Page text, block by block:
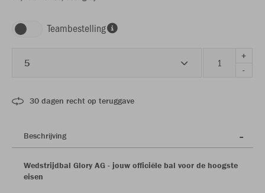
Teambestelling
5
+
-
30 dagen recht op teruggave
Beschrijving
Wedstrijdbal Glory AG - jouw officiële bal voor de hoogste
eisen